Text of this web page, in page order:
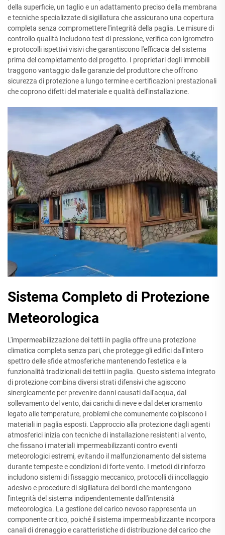
della superficie, un taglio e un adattamento preciso della membrana
e tecniche specializzate di sigillatura che assicurano una copertura
completa senza compromettere l'integrità della paglia. Le misure di
controllo qualità includono test di pressione, verifica con igrometro
e protocolli ispettivi visivi che garantiscono l'efficacia del sistema
prima del completamento del progetto. I proprietari degli immobili
traggono vantaggio dalle garanzie del produttore che offrono
sicurezza di protezione a lungo termine e certificazioni prestazionali
che coprono difetti del materiale e qualità dell'installazione.
Sistema Completo di Protezione
Meteorologica
L'impermeabilizzazione dei tetti in paglia offre una protezione
climatica completa senza pari, che protegge gli edifici dall'intero
spettro delle sfide atmosferiche mantenendo l'estetica e la
funzionalità tradizionali dei tetti in paglia. Questo sistema integrato
di protezione combina diversi strati difensivi che agiscono
sinergicamente per prevenire danni causati dall'acqua, dal
sollevamento del vento, dai carichi di neve e dal deterioramento
legato alle temperature, problemi che comunemente colpiscono i
materiali in paglia esposti. L'approccio alla protezione dagli agenti
atmosferici inizia con tecniche di installazione resistenti al vento,
che fissano i materiali impermeabilizzanti contro eventi
meteorologici estremi, evitando il malfunzionamento del sistema
durante tempeste e condizioni di forte vento. I metodi di rinforzo
includono sistemi di fissaggio meccanico, protocolli di incollaggio
adesivo e procedure di sigillatura dei bordi che mantengono
l'integrità del sistema indipendentemente dall'intensità
meteorologica. La gestione del carico nevoso rappresenta un
componente critico, poiché il sistema impermeabilizzante incorpora
canali di drenaggio e caratteristiche di distribuzione del carico che